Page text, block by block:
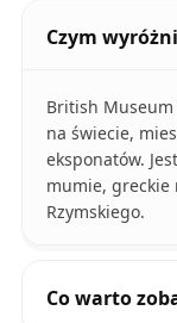
Czym
British
na świecie,
eksponatów.
mumie, greckie
Rzymskiego.
Co warto